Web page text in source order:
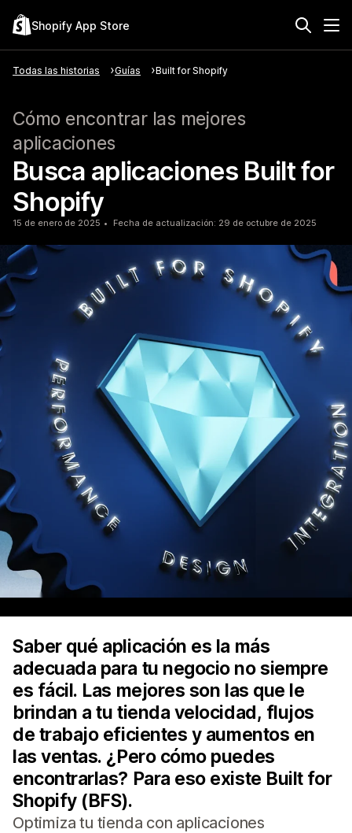
Shopify App Store
Todas las historias Guías Built for Shopify
Cómo encontrar las mejores
aplicaciones
Busca aplicaciones Built for
Shopify
15 de enero de 2025 Fecha de actualización: 29 de octubre de 2025
Saber qué aplicación es la más
adecuada para tu negocio no siempre
es fácil. Las mejores son las que le
brindan a tu tienda velocidad, flujos
de trabajo eficientes y aumentos en
las ventas. ¿Pero cómo puedes
encontrarlas? Para eso existe Built for
Shopify (BFS).
Optimiza tu tienda con aplicaciones